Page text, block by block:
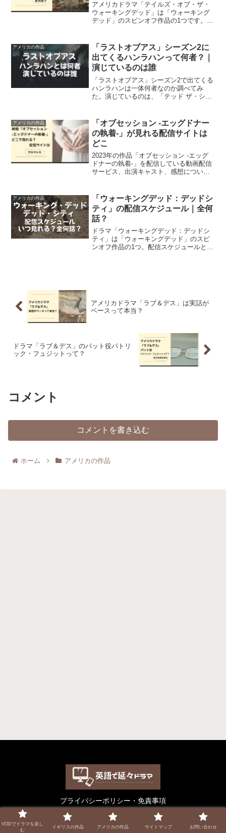
アメリカドラマ「テイルズ・オブ・ザ・
ウォーキングデッド」は「ウォーキング
デッド」のスピンオフ作品の1つです。配
アメリカの作品
「ラストオブアス」シーズン2に
出てくるハンラハンって何者？｜
演じているのは誰
「ラストオブアス」シーズン2で出てくる
ハンラハンは一体何者なのか調べてみ
た。演じているのは、「テッド ザ・シリ
アメリカの作品
「オブセッション -エッグドナー
の執着-」が見れる配信サイトは
どこ
2023年の作品「オブセッション -エッグ
ドナーの執着-」を配信している動画配信
サービス、出演キャスト、感想について
ともとは限らない、ということを教えて
くれます。
アメリカの作品
「ウォーキングデッド：デッドシ
ティ」の配信スケジュール｜全何
話？
ドラマ「ウォーキングデッド：デッドシ
ティ」は「ウォーキングデッド」のスピ
ンオフ作品の1つ。配信スケジュールと全
アメリカドラマ「ラブ＆デス」は実話が
ベースって本当？
ドラマ「ラブ＆デス」のパット役パトリ
ック・フュジットって？
コメント
コメントを書き込む
ホーム アメリカの作品
プライバシーポリシー・免責事項
© 2022 英語で延々ドラマ.
VODでドラマを楽し
む
イギリスの作品 アメリカの作品 サイトマップ お問い合わせ